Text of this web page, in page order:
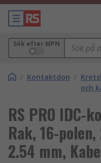
Sök efter MPN
/ Kontaktdon /
och
RS PRO IDC-
Rak, 16-
2.54 mm,